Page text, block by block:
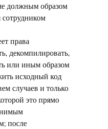
должным образом
права
декомпилировать,
или иным образом
исходный код
случаев и только
это прямо
после